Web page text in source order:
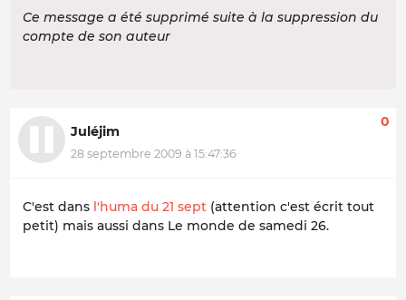
Ce message a été supprimé suite à la suppression du
compte de son auteur
Juléjim
28 septembre 2009 à 15:47:36
0
C'est dans l'huma du 21 sept (attention c'est écrit tout
petit) mais aussi dans Le monde de samedi 26.